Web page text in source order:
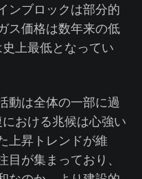
ンブロックは部分的
ス価格は数年来の低
上最低となってい
動は全体の一部に過
おける兆候は心強い
上昇トレンドが維
が集まっており、